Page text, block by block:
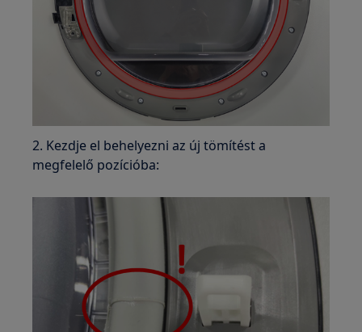
2. Kezdje el behelyezni az új tömítést a
megfelelő pozícióba: